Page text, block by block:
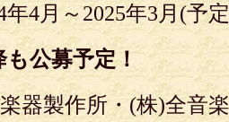
年4月～2025年3月(予
公募予定！
器製作所・(株)全音